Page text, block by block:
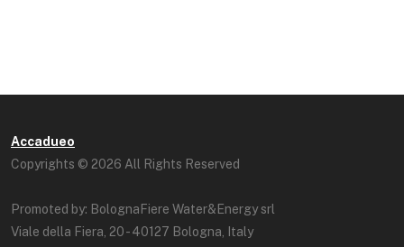
Accadueo
Copyrights © 2026 All Rights Reserved
Promoted by: BolognaFiere Water&Energy srl
Viale della Fiera, 20 - 40127 Bologna, Italy